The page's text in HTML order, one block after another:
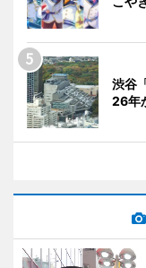
渋谷
26年